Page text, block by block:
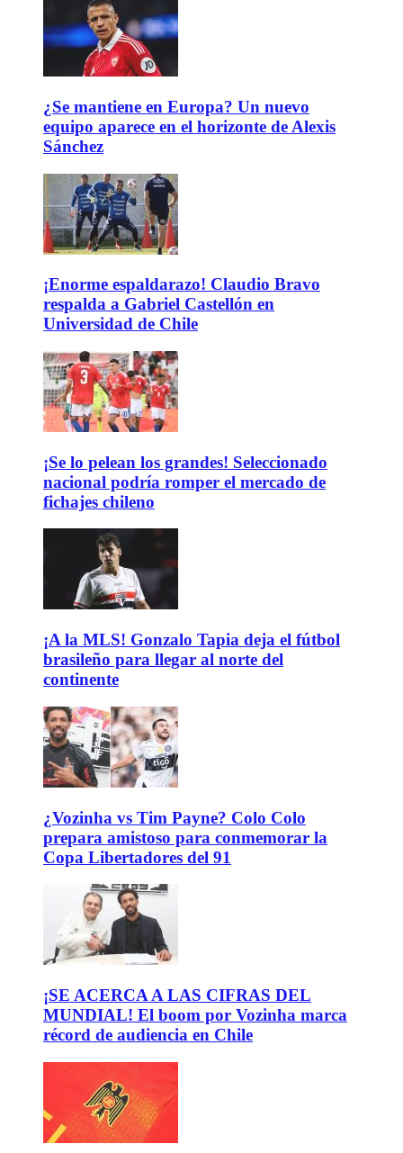
¿Se mantiene en Europa? Un nuevo
equipo aparece en el horizonte de Alexis
Sánchez
¡Enorme espaldarazo! Claudio Bravo
respalda a Gabriel Castellón en
Universidad de Chile
¡Se lo pelean los grandes! Seleccionado
nacional podría romper el mercado de
fichajes chileno
¡A la MLS! Gonzalo Tapia deja el fútbol
brasileño para llegar al norte del
continente
¿Vozinha vs Tim Payne? Colo Colo
prepara amistoso para conmemorar la
Copa Libertadores del 91
¡SE ACERCA A LAS CIFRAS DEL
MUNDIAL! El boom por Vozinha marca
récord de audiencia en Chile